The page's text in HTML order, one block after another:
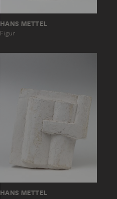
HANS METTEL
Figur
HANS METTEL